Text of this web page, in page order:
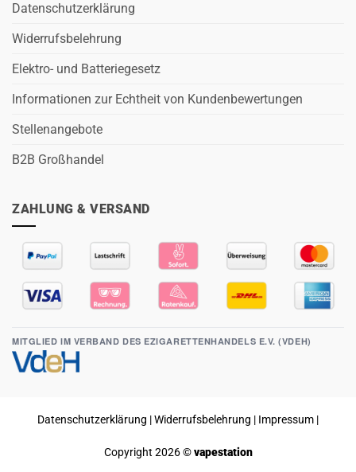
Datenschutzerklärung
Widerrufsbelehrung
Elektro- und Batteriegesetz
Informationen zur Echtheit von Kundenbewertungen
Stellenangebote
B2B Großhandel
ZAHLUNG & VERSAND
MITGLIED IM VERBAND DES EZIGARETTENHANDELS E.V. (VDEH)
Datenschutzerklärung |Widerrufsbelehrung | Impressum |
Copyright 2026 ©vapestation